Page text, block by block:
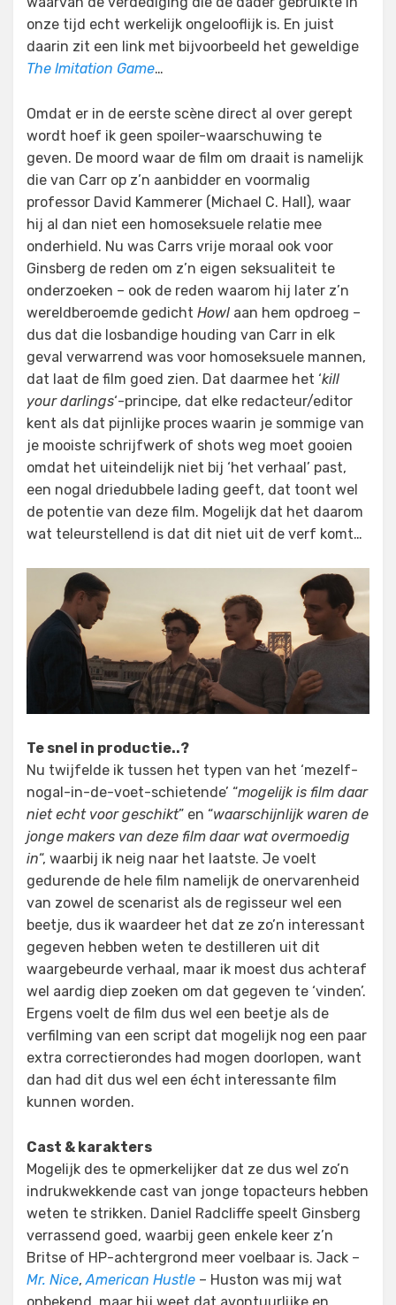
onze tijd echt werkelijk ongelooflijk is. En juist
daarin zit een link met bijvoorbeeld het geweldige
The Imitation Game…
Omdat er in de eerste scène direct al over gerept
wordt hoef ik geen spoiler-waarschuwing te
geven. De moord waar de film om draait is namelijk
die van Carr op z’n aanbidder en voormalig
professor David Kammerer (Michael C. Hall), waar
hij al dan niet een homoseksuele relatie mee
onderhield. Nu was Carrs vrije moraal ook voor
Ginsberg de reden om z’n eigen seksualiteit te
onderzoeken – ook de reden waarom hij later z’n
wereldberoemde gedicht Howl aan hem opdroeg –
dus dat die losbandige houding van Carr in elk
geval verwarrend was voor homoseksuele mannen,
dat laat de film goed zien. Dat daarmee het ‘kill
your darlings‘-principe, dat elke redacteur/editor
kent als dat pijnlijke proces waarin je sommige van
je mooiste schrijfwerk of shots weg moet gooien
omdat het uiteindelijk niet bij ‘het verhaal’ past,
een nogal driedubbele lading geeft, dat toont wel
de potentie van deze film. Mogelijk dat het daarom
wat teleurstellend is dat dit niet uit de verf komt…
Te snel in productie..?
Nu twijfelde ik tussen het typen van het ‘mezelf-
nogal-in-de-voet-schietende’ “mogelijk is film daar
niet echt voor geschikt” en “waarschijnlijk waren de
jonge makers van deze film daar wat overmoedig
in“, waarbij ik neig naar het laatste. Je voelt
gedurende de hele film namelijk de onervarenheid
van zowel de scenarist als de regisseur wel een
beetje, dus ik waardeer het dat ze zo’n interessant
gegeven hebben weten te destilleren uit dit
waargebeurde verhaal, maar ik moest dus achteraf
wel aardig diep zoeken om dat gegeven te ‘vinden’.
Ergens voelt de film dus wel een beetje als de
verfilming van een script dat mogelijk nog een paar
extra correctierondes had mogen doorlopen, want
dan had dit dus wel een écht interessante film
kunnen worden.
Cast & karakters
Mogelijk des te opmerkelijker dat ze dus wel zo’n
indrukwekkende cast van jonge topacteurs hebben
weten te strikken. Daniel Radcliffe speelt Ginsberg
verrassend goed, waarbij geen enkele keer z’n
Britse of HP-achtergrond meer voelbaar is. Jack –
Mr. Nice,American Hustle – Huston was mij wat